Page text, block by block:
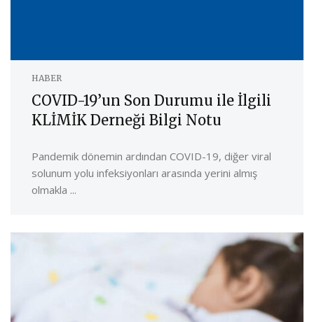
HABER
COVID-19’un Son Durumu ile İlgili
KLİMİK Derneği Bilgi Notu
Pandemik dönemin ardından COVID-19, diğer viral
solunum yolu infeksiyonları arasında yerini almış
olmakla ...